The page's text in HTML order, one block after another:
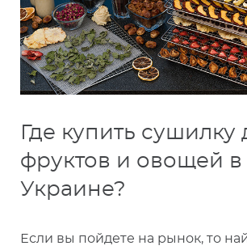
Где купить сушилку
фруктов и овощей в
Украине?
Если вы пойдете на рынок, то